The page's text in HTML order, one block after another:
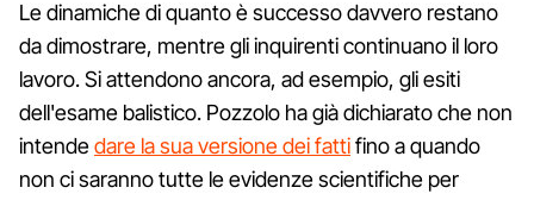
Le dinamiche di quanto è successo davvero restano
da dimostrare, mentre gli inquirenti continuano il loro
lavoro. Si attendono ancora, ad esempio, gli esiti
dell'esame balistico. Pozzolo ha già dichiarato che non
intendedare la sua versione dei fattifino a quando
non ci saranno tutte le evidenze scientifiche per